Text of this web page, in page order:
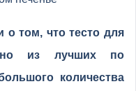
о том, что тесто для
из лучших по
количества